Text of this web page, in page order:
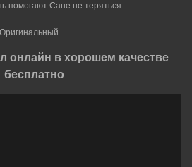
помогают Сане не теряться.
онлайн в хорошем качестве
бесплатно